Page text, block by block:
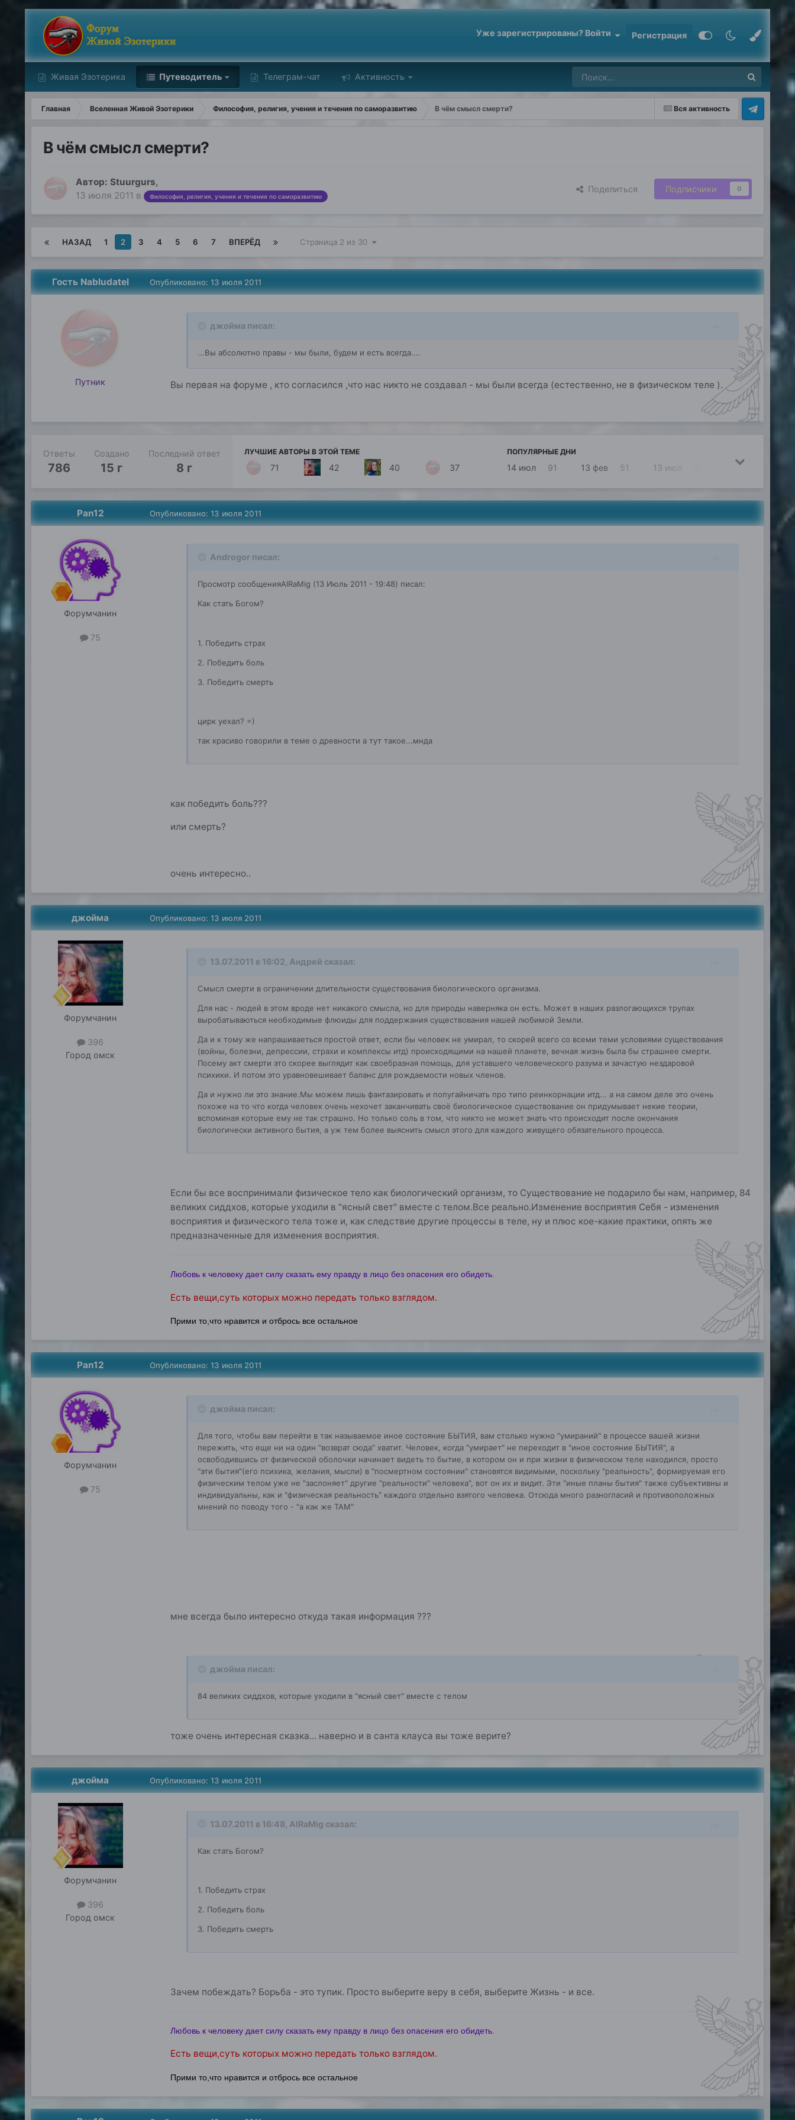
Уже зарегистрированы? Войти Регистрация
Живая Эзотерика Путеводитель Телеграм-чат Активность
Вся активность
Главная Вселенная Живой Эзотерики Философия, религия, учения и течения по саморазвитию В чём смысл смерти?
В чём смысл смерти?
Автор: Stuurgurs,
13 июля 2011 в Философия, религия, учения и течения по саморазвитию
Поделиться Подписчики 0
НАЗАД 1 2 3 4 5 6 7 ВПЕРЁД Страница 2 из 30
Гость Nabludatel
Путник
Опубликовано: 13 июля 2011
джойма писал:
...Вы абсолютно правы - мы были, будем и есть всегда....
Вы первая на форуме , кто согласился ,что нас никто не создавал - мы были всегда (естественно, не в физическом теле ).
Ответы
786
Создано
15 г
Последний ответ
8 г
ЛУЧШИЕ АВТОРЫ В ЭТОЙ ТЕМЕ
71 42 40 37
ПОПУЛЯРНЫЕ ДНИ
14 июл 91 13 фев 51 13 июл 12 ноя
Pan12
Форумчанин
75
Опубликовано: 13 июля 2011
Androgor писал:
Просмотр сообщенияAlRaMig (13 Июль 2011 - 19:48) писал:
Как стать Богом?
1. Победить страх
2. Победить боль
3. Победить смерть
цирк уехал? =)
так красиво говорили в теме о древности а тут такое...мнда
как победить боль???
или смерть?
очень интересно..
джойма
Форумчанин
396
Город омск
Опубликовано: 13 июля 2011
13.07.2011 в 16:02, Андрей сказал:
Смысл смерти в ограничении длительности существования биологического организма.
Для нас - людей в этом вроде нет никакого смысла, но для природы наверняка он есть. Может в наших разлогающихся трупах
выробатываються необходимые флюиды для поддержания существования нашей любимой Земли.
Да и к тому же напрашиваеться простой ответ, если бы человек не умирал, то скорей всего со всеми теми условиями существования
(войны, болезни, депрессии, страхи и комплексы итд) происходящими на нашей планете, вечная жизнь была бы страшнее смерти.
Посему акт смерти это скорее выглядит как своебразная помощь, для уставшего человеческого разума и зачастую нездаровой
психики. И потом это уравновешивает баланс для рождаемости новых членов.
Да и нужно ли это знание.Мы можем лишь фантазировать и попугайничать про типо реинкорнации итд... а на самом деле это очень
похоже на то что когда человек очень нехочет заканчивать своё биологическое существование он придумывает некие теории,
вспоминая которые ему не так страшно. Но только соль в том, что никто не может знать что происходит после окончания
биологически активного бытия, а уж тем более выяснить смысл этого для каждого живущего обязательного процесса.
Если бы все воспринимали физическое тело как биологический организм, то Существование не подарило бы нам, например, 84
великих сиддхов, которые уходили в "ясный свет" вместе с телом.Все реально.Изменение восприятия Себя - изменения
восприятия и физического тела тоже и, как следствие другие процессы в теле, ну и плюс кое-какие практики, опять же
предназначенные для изменения восприятия.
Любовь к человеку дает силу сказать ему правду в лицо без опасения его обидеть.
Есть вещи,суть которых можно передать только взглядом.
Прими то,что нравится и отбрось все остальное
Pan12
Форумчанин
75
Опубликовано: 13 июля 2011
джойма писал:
Для того, чтобы вам перейти в так называемое иное состояние БЫТИЯ, вам столько нужно "умираний" в процессе вашей жизни
пережить, что еще ни на один "возврат сюда" хватит. Человек, когда "умирает" не переходит в "иное состояние БЫТИЯ", а
освободившись от физической оболочки начинает видеть то бытие, в котором он и при жизни в физическом теле находился, просто
"эти бытия"(его психика, желания, мысли) в "посмертном состоянии" становятся видимыми, поскольку "реальность", формируемая его
физическим телом уже не "заслоняет" другие "реальности" человека", вот он их и видит. Эти "иные планы бытия" также субъективны и
индивидуальны, как и "физическая реальность" каждого отдельно взятого человека. Отсюда много разногласий и противоположных
мнений по поводу того - "а как же ТАМ"
мне всегда было интересно откуда такая информация ???
джойма писал:
84 великих сиддхов, которые уходили в "ясный свет" вместе с телом
тоже очень интересная сказка... наверно и в санта клауса вы тоже верите?
джойма
Форумчанин
396
Город омск
Опубликовано: 13 июля 2011
13.07.2011 в 16:48, AlRaMig сказал:
Как стать Богом?
1. Победить страх
2. Победить боль
3. Победить смерть
Зачем побеждать? Борьба - это тупик. Просто выберите веру в себя, выберите Жизнь - и все.
Любовь к человеку дает силу сказать ему правду в лицо без опасения его обидеть.
Есть вещи,суть которых можно передать только взглядом.
Прими то,что нравится и отбрось все остальное